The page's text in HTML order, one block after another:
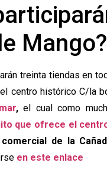
Mango?
treinta tiendas en
centro histórico C/la
,el cual como
que ofrece el
de la
en este enlace